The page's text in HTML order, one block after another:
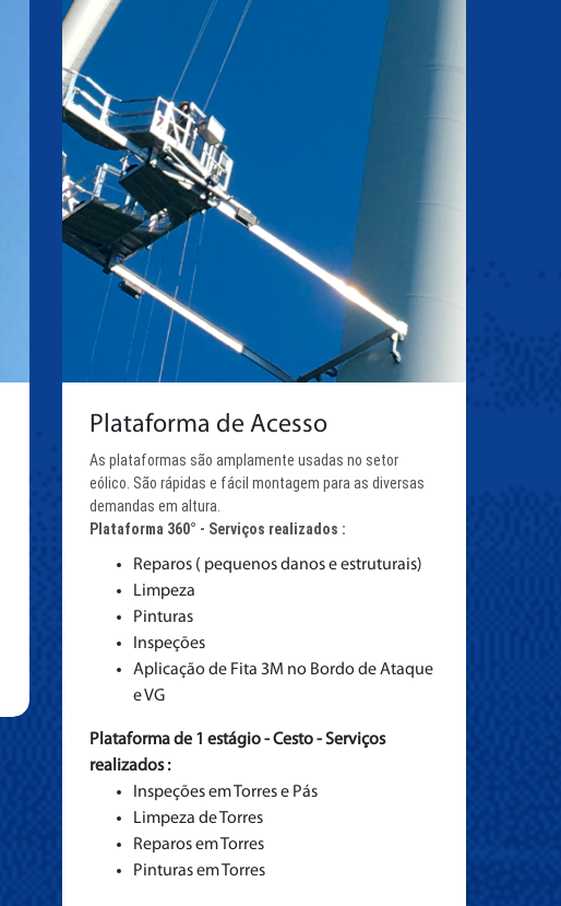
Plataforma de Acesso
As plataformas são amplamente usadas no setor
eólico. São rápidas e fácil montagem para as diversas
demandas em altura.
Plataforma 360° - Serviços realizados :
Reparos ( pequenos danos e estruturais)
Limpeza
Pinturas
Inspeções
Aplicação de Fita 3M no Bordo de Ataque
e VG
Plataforma de 1 estágio - Cesto - Serviços
realizados :
Inspeções em Torres e Pás
Limpeza de Torres
Reparos em Torres
Pinturas em Torres